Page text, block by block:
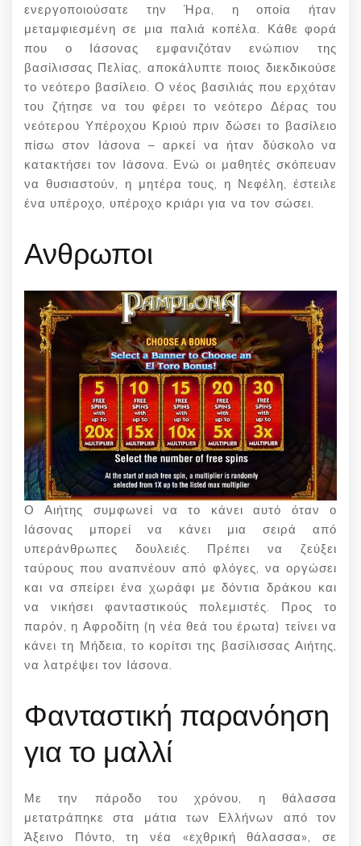
ενεργοποιούσατε την Ήρα, η οποία ήταν
μεταμφιεσμένη σε μια παλιά κοπέλα. Κάθε φορά
που ο Ιάσονας εμφανιζόταν ενώπιον της
βασίλισσας Πελίας, αποκάλυπτε ποιος διεκδικούσε
το νεότερο βασίλειο. Ο νέος βασιλιάς που ερχόταν
του ζήτησε να του φέρει το νεότερο Δέρας του
νεότερου Υπέροχου Κριού πριν δώσει το βασίλειο
πίσω στον Ιάσονα – αρκεί να ήταν δύσκολο να
κατακτήσει τον Ιάσονα. Ενώ οι μαθητές σκόπευαν
να θυσιαστούν, η μητέρα τους, η Νεφέλη, έστειλε
ένα υπέροχο, υπέροχο κριάρι για να τον σώσει.
Ανθρωποι
Ο Αιήτης συμφωνεί να το κάνει αυτό όταν ο
Ιάσονας μπορεί να κάνει μια σειρά από
υπεράνθρωπες δουλειές. Πρέπει να ζεύξει
ταύρους που αναπνέουν από φλόγες, να οργώσει
και να σπείρει ένα χωράφι με δόντια δράκου και
να νικήσει φανταστικούς πολεμιστές. Προς το
παρόν, η Αφροδίτη (η νέα θεά του έρωτα) τείνει να
κάνει τη Μήδεια, το κορίτσι της βασίλισσας Αιήτης,
να λατρέψει τον Ιάσονα.
Φανταστική παρανόηση
για το μαλλί
Με την πάροδο του χρόνου, η θάλασσα
μετατράπηκε στα μάτια των Ελλήνων από τον
Άξεινο Πόντο, τη νέα «εχθρική θάλασσα», σε